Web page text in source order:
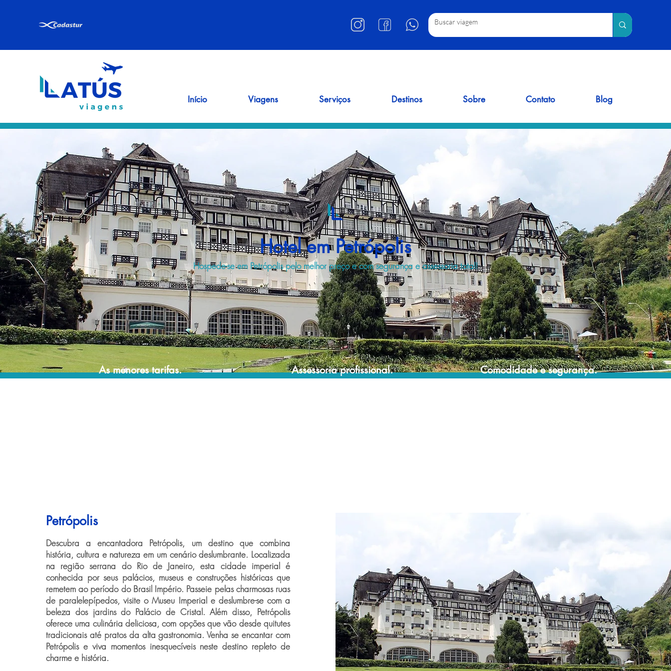
Início Viagens Serviços Destinos Sobre Contato Blog
Hotel em Petrópolis
Hospede-se em Petrópolis pelo melhor preço e com segurança e assessoria total!
As menores tarifas. Assessoria profissional. Comodidade e segurança.
Petrópolis
Descubra a encantadora Petrópolis, um destino que combina
história, cultura e natureza em um cenário deslumbrante. Localizada
na região serrana do Rio de Janeiro, esta cidade imperial é
conhecida por seus palácios, museus e construções históricas que
remetem ao período do Brasil Império. Passeie pelas charmosas ruas
de paralelepípedos, visite o Museu Imperial e deslumbre-se com a
beleza dos jardins do Palácio de Cristal. Além disso, Petrópolis
oferece uma culinária deliciosa, com opções que vão desde quitutes
tradicionais até pratos da alta gastronomia. Venha se encantar com
Petrópolis e viva momentos inesquecíveis neste destino repleto de
charme e história.